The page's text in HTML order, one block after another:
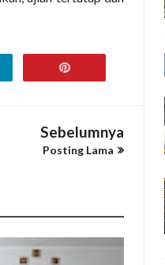
Sebelumnya
Posting Lama